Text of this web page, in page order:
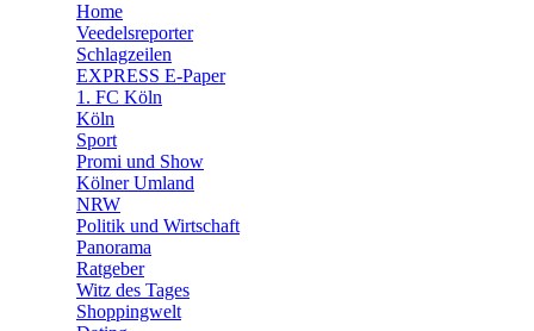
🛒 Shoppingwelt
Home
Veedelsreporter
Schlagzeilen
EXPRESS E-Paper
1. FC Köln
Köln
Sport
Promi und Show
Kölner Umland
NRW
Politik und Wirtschaft
Panorama
Ratgeber
Witz des Tages
Shoppingwelt